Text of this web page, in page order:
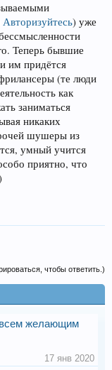
Авторизуйтесь) уже
Теперь бывшие
им придётся
(те люди
как
заниматься
никаких
шушеры из
умный учится
приятно, что
чтобы ответить.)
всем желающим
17 янв 2020